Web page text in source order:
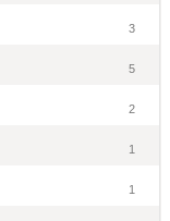
3
5
2
1
1